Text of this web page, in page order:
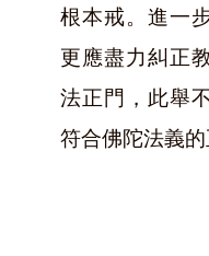
根本戒。進一
更應盡力糾正
法正門，此舉
符合佛陀法義的